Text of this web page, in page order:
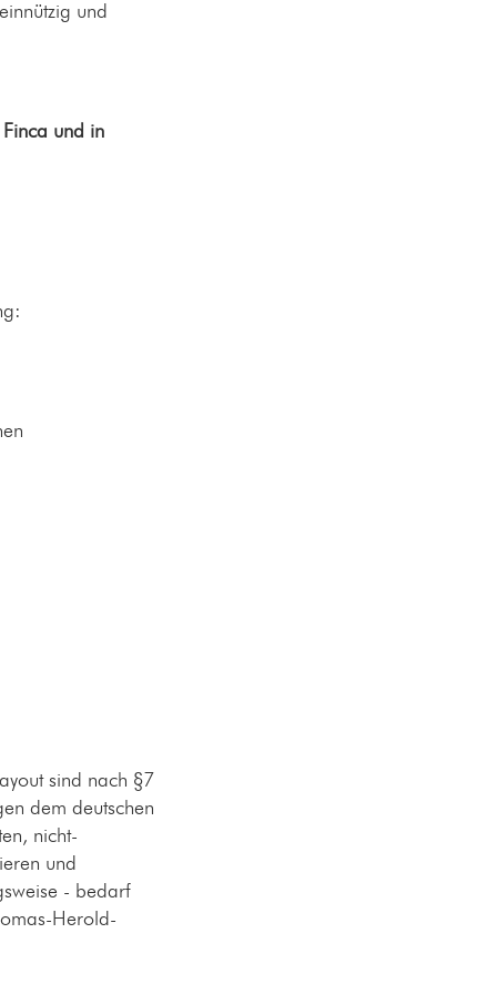
und
und in
sind nach §7
dem deutschen
nicht-
und
- bedarf
Herold-